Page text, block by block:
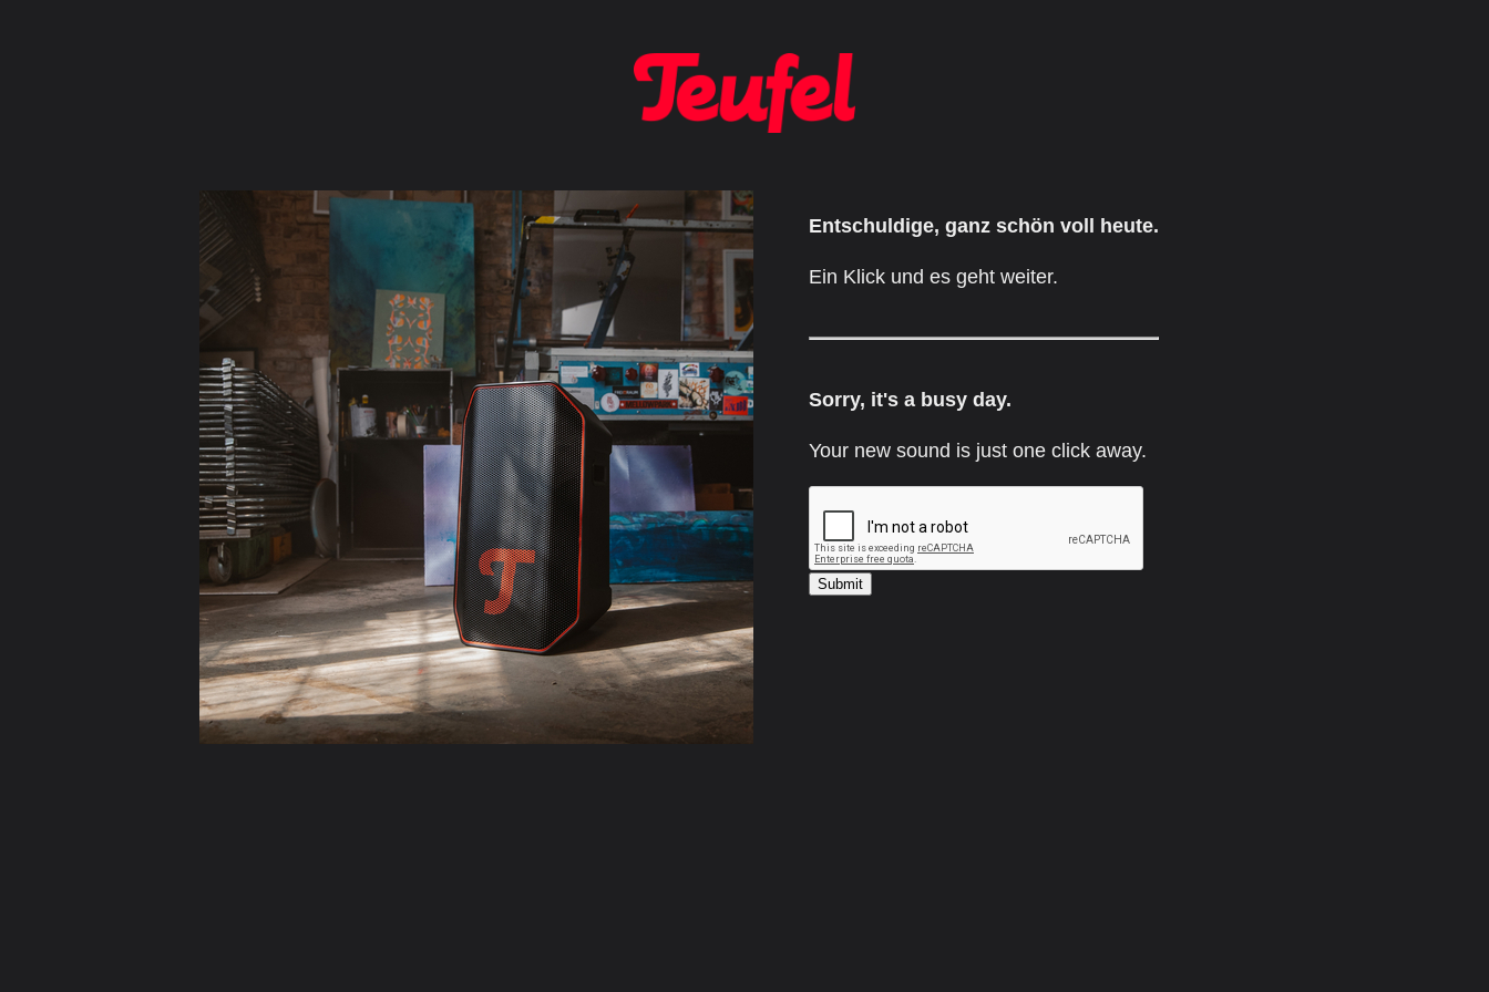
Entschuldige, ganz schön voll heute.
Ein Klick und es geht weiter.
Sorry, it's a busy day.
Your new sound is just one click away.